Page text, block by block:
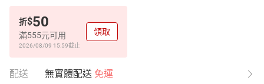
折$50
滿555元可用
2026/08/09 15:59截止
領取
配送 無實體配送 免運